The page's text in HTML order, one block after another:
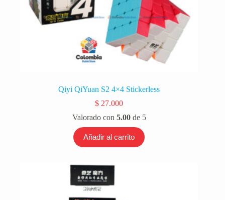
Qiyi QiYuan S2 4×4 Stickerless
$ 27.000
Valorado con 5.00de 5
Añadir al carrito